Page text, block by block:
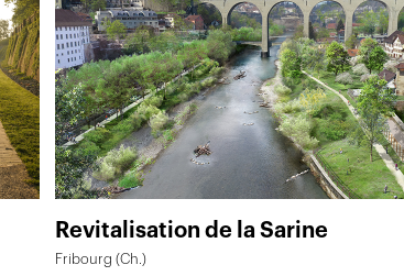
Revitalisation de la Sarine
Fribourg (Ch.)